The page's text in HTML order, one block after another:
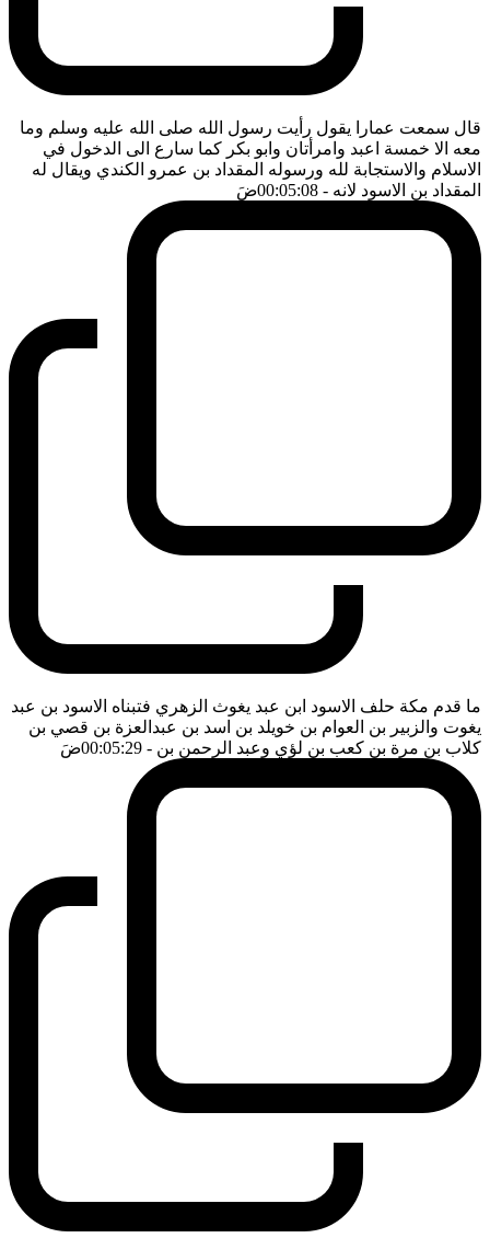
قال سمعت عمارا يقول رأيت رسول الله صلى الله عليه وسلم وما
معه الا خمسة اعبد وامرأتان وابو بكر كما سارع الى الدخول في
الاسلام والاستجابة لله ورسوله المقداد بن عمرو الكندي ويقال له
المقداد بن الاسود لانه - 00:05:08 ضَ
ما قدم مكة حلف الاسود ابن عبد يغوث الزهري فتبناه الاسود بن عبد
يغوت والزبير بن العوام بن خويلد بن اسد بن عبدالعزة بن قصي بن
كلاب بن مرة بن كعب بن لؤي وعبد الرحمن بن - 00:05:29 ضَ